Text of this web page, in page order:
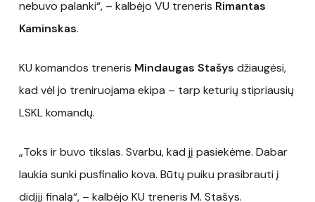
nebuvo palanki“, – kalbėjo VU treneris Rimantas
Kaminskas.
KU komandos treneris Mindaugas Stašys džiaugėsi,
kad vėl jo treniruojama ekipa – tarp keturių stipriausių
LSKL komandų.
„Toks ir buvo tikslas. Svarbu, kad jį pasiekėme. Dabar
laukia sunki pusfinalio kova. Būtų puiku prasibrauti į
didįjį finalą“, – kalbėjo KU treneris M. Stašys.